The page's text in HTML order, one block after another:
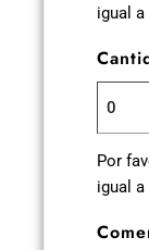
igual a
Por
igual a